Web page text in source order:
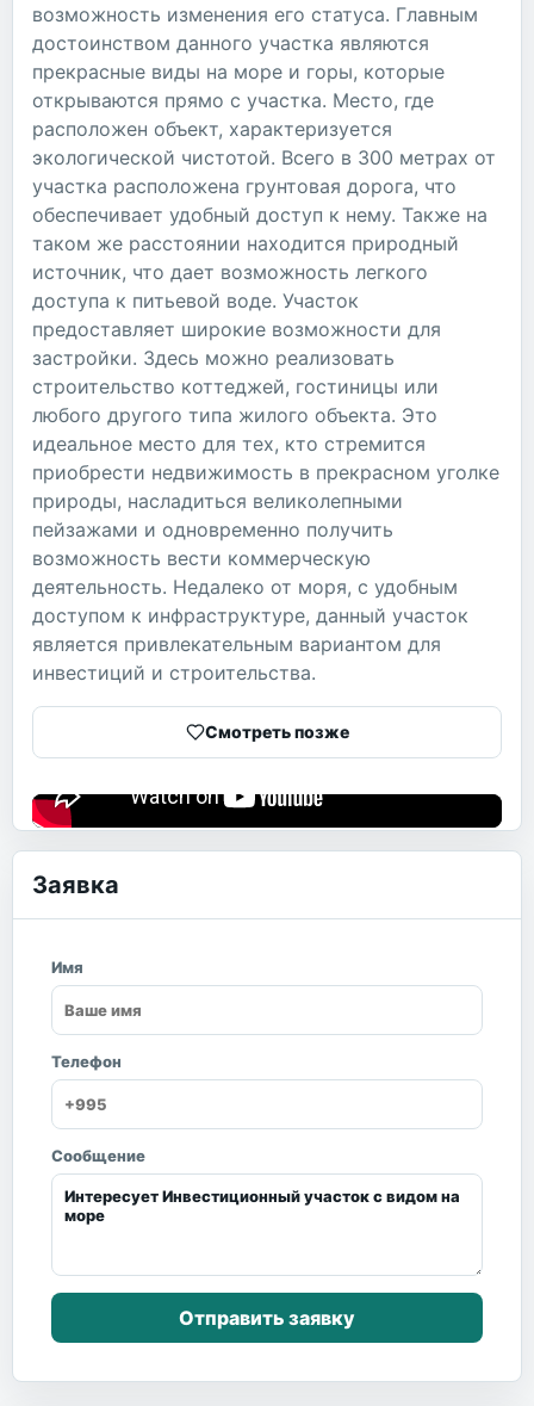
возможность изменения его статуса. Главным
достоинством данного участка являются
прекрасные виды на море и горы, которые
открываются прямо с участка. Место, где
расположен объект, характеризуется
экологической чистотой. Всего в 300 метрах от
участка расположена грунтовая дорога, что
обеспечивает удобный доступ к нему. Также на
таком же расстоянии находится природный
источник, что дает возможность легкого
доступа к питьевой воде. Участок
предоставляет широкие возможности для
застройки. Здесь можно реализовать
строительство коттеджей, гостиницы или
любого другого типа жилого объекта. Это
идеальное место для тех, кто стремится
приобрести недвижимость в прекрасном уголке
природы, насладиться великолепными
пейзажами и одновременно получить
возможность вести коммерческую
деятельность. Недалеко от моря, с удобным
доступом к инфраструктуре, данный участок
является привлекательным вариантом для
инвестиций и строительства.
Смотреть позже
Заявка
Имя
Телефон
Сообщение
Отправить заявку